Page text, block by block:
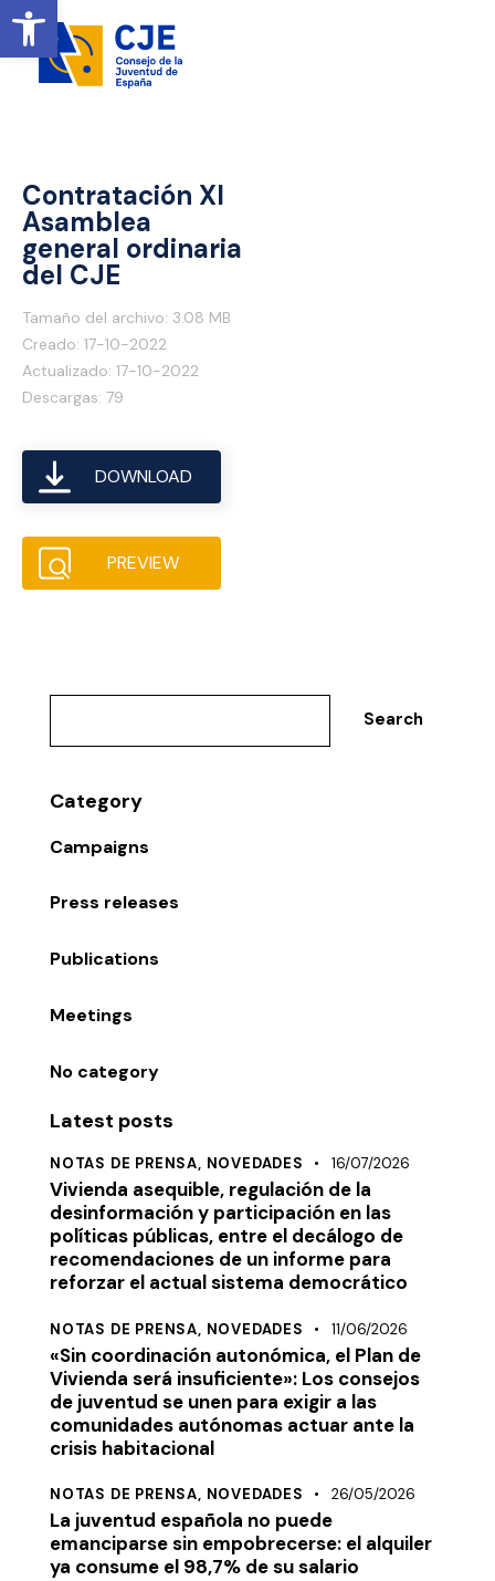
Open toolbar
Contratación XI
Asamblea
general ordinaria
del CJE
Tamaño del archivo: 3.08 MB
Creado: 17-10-2022
Actualizado: 17-10-2022
Descargas: 79
DOWNLOAD
PREVIEW
Search
Category
Campaigns
Press releases
Publications
Meetings
No category
Latest posts
NOTAS DE PRENSA, NOVEDADES 16/07/2026
Vivienda asequible, regulación de la
desinformación y participación en las
políticas públicas, entre el decálogo de
recomendaciones de un informe para
reforzar el actual sistema democrático
NOTAS DE PRENSA, NOVEDADES 11/06/2026
«Sin coordinación autonómica, el Plan de
Vivienda será insuficiente»: Los consejos
de juventud se unen para exigir a las
comunidades autónomas actuar ante la
crisis habitacional
NOTAS DE PRENSA, NOVEDADES 26/05/2026
La juventud española no puede
emanciparse sin empobrecerse: el alquiler
ya consume el 98,7% de su salario